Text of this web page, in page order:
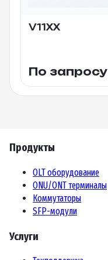
V11XX
По запросу
Продукты
OLT оборудование
ONU/ONT терминалы
Коммутаторы
SFP-модули
Услуги